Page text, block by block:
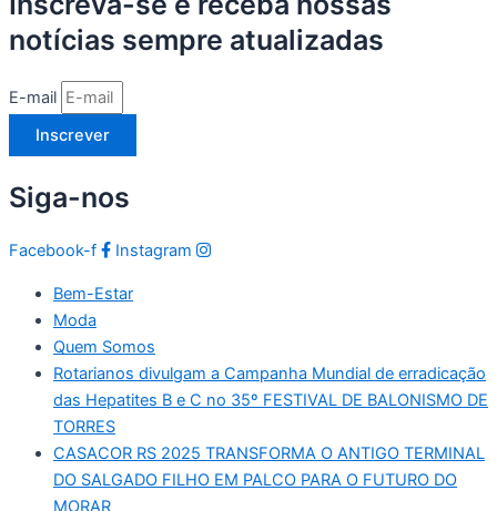
notícias sempre atualizadas
E-mail
Inscrever
Siga-nos
Facebook-f Instagram
Bem-Estar
Moda
Quem Somos
Rotarianos divulgam a Campanha Mundial de erradicação
das Hepatites B e C no 35º FESTIVAL DE BALONISMO DE
TORRES
CASACOR RS 2025 TRANSFORMA O ANTIGO TERMINAL
DO SALGADO FILHO EM PALCO PARA O FUTURO DO
MORAR